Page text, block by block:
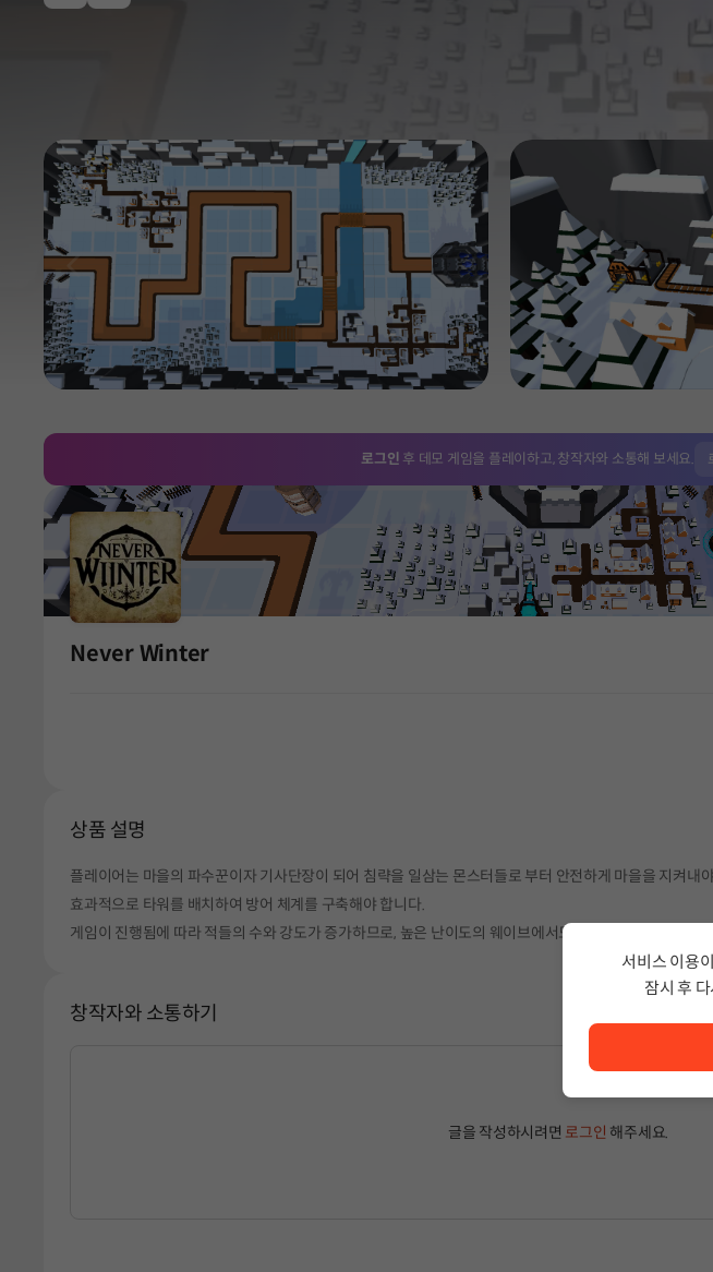
이전
로그인 후 데모 게임을 플레이하고,창작자와 소통해 보세요.
Never Winter
상품 설명
플레이어는 마을의 파수꾼이자 기사단장이 되어 침략을 일삼는 몬스터들로 부터 안전하게 마을을 지켜내
효과적으로 타워를 배치하여 방어 체계를 구축해야 합니다.
게임이 진행됨에 따라 적들의 수와 강도가 증가하므로, 높은 난이도의 웨이브에서도 전략을 세워 마을의 평
창작자와 소통하기
글을 작성하시려면 로그인 해주세요.
서비스 이용
잠시 후
서비스 이용이 원